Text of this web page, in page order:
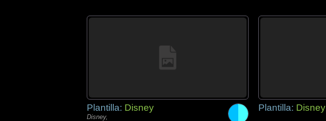
Plantilla: Disney
Disney,
Plantilla: Disney